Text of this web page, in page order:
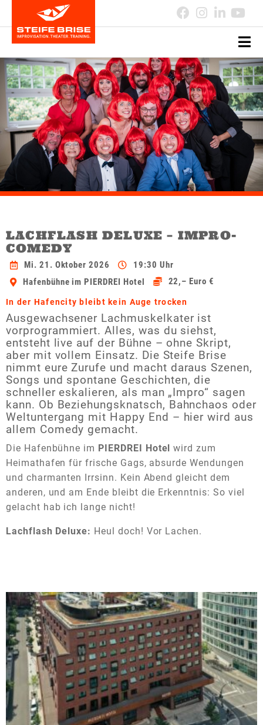
LACHFLASH DELUXE – IMPRO-
COMEDY
Mi. 21. Oktober 2026
19:30 Uhr
Hafenbühne im PIERDREI Hotel
22,– Euro €
In der Hafencity bleibt kein Auge trocken
Ausgewachsener Lachmuskelkater ist
vorprogrammiert. Alles, was du siehst,
entsteht live auf der Bühne – ohne Skript,
aber mit vollem Einsatz. Die Steife Brise
nimmt eure Zurufe und macht daraus Szenen,
Songs und spontane Geschichten, die
schneller eskalieren, als man „Impro“ sagen
kann. Ob Beziehungsknatsch, Bahnchaos oder
Weltuntergang mit Happy End – hier wird aus
allem Comedy gemacht.
Die Hafenbühne im PIERDREI Hotel wird zum
Heimathafen für frische Gags, absurde Wendungen
und charmanten Irrsinn. Kein Abend gleicht dem
anderen, und am Ende bleibt die Erkenntnis: So viel
gelacht hab ich lange nicht!
Lachflash Deluxe: Heul doch! Vor Lachen.